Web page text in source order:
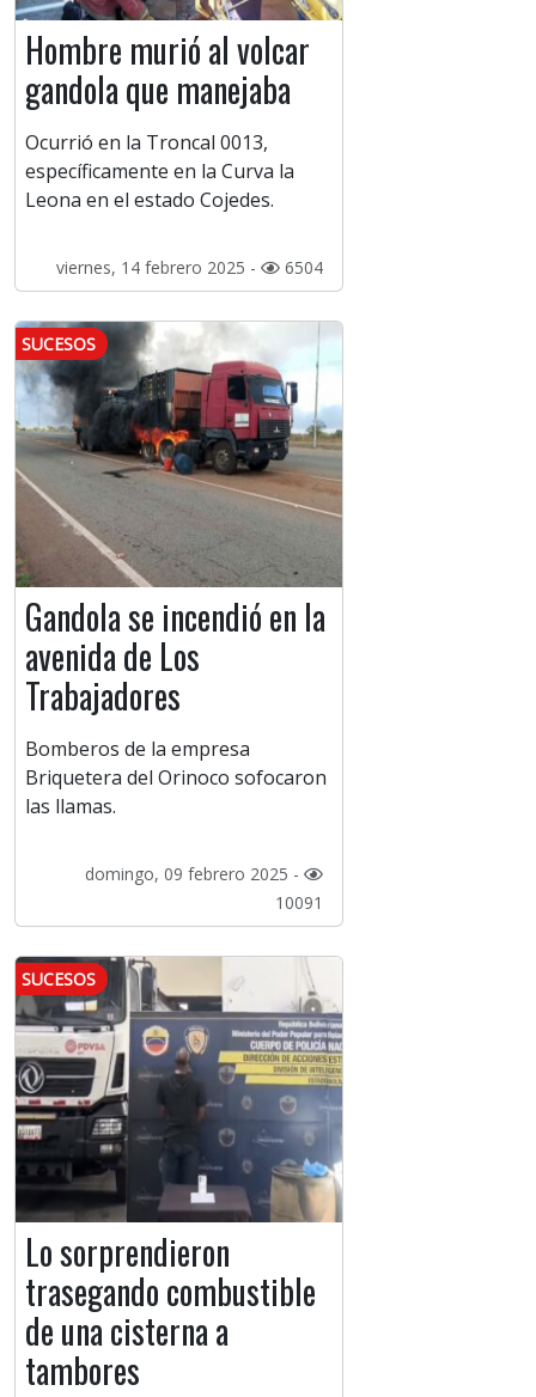
Hombre murió al volcar
gandola que manejaba
Ocurrió en la Troncal 0013,
específicamente en la Curva la
Leona en el estado Cojedes.
viernes, 14 febrero 2025 - 6504
SUCESOS
Gandola se incendió en la
avenida de Los
Trabajadores
Bomberos de la empresa
Briquetera del Orinoco sofocaron
las llamas.
domingo, 09 febrero 2025 -
10091
SUCESOS
Lo sorprendieron
trasegando combustible
de una cisterna a
tambores